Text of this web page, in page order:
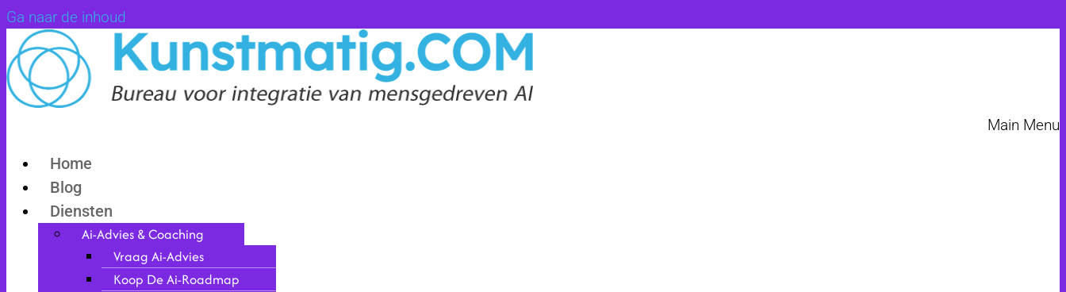
Ga naar de inhoud
Main Menu
Home
Blog
Diensten
Ai-Advies & Coaching
Vraag Ai-Advies
Koop De Ai-Roadmap